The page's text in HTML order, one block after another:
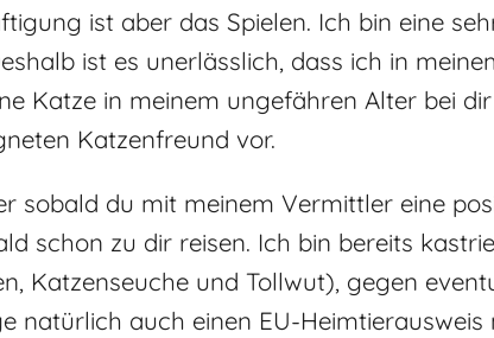
ist aber das Spielen. Ich bin eine
ist es unerlässlich, dass ich in
Katze in meinem ungefähren Alter bei
Katzenfreund vor.
sobald du mit meinem Vermittler eine
schon zu dir reisen. Ich bin bereits
Katzenseuche und Tollwut), gegen
natürlich auch einen EU-Heimtierausweis